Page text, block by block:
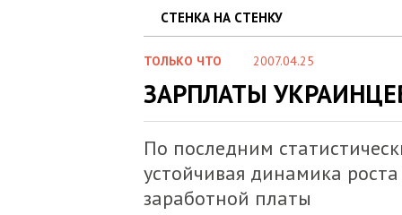
СТЕНКА НА СТЕНКУ
ТОЛЬКО ЧТО 2007.04.25
ЗАРПЛАТЫ
По последним
устойчивая динамика
заработной платы